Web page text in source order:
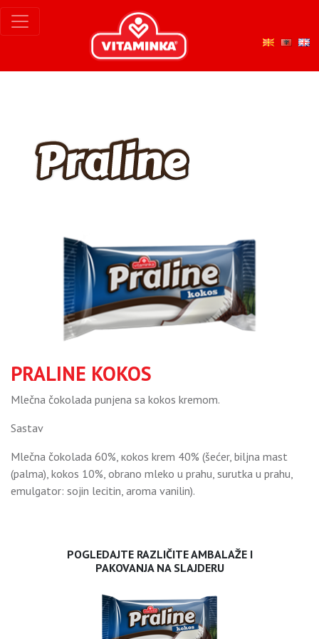
PRALINE KOKOS
Mlečna čokolada punjena sa kokos kremom.
Sastav
Mlečna čokolada 60%, кokos krem 40% (šećer, biljna mast
(palma), kokos 10%, obrano mleko u prahu, surutka u prahu,
emulgator: sojin lecitin, aroma vanilin).
POGLEDAJTE RAZLIČITE AMBALAŽE I
PAKOVANJA NA SLAJDERU